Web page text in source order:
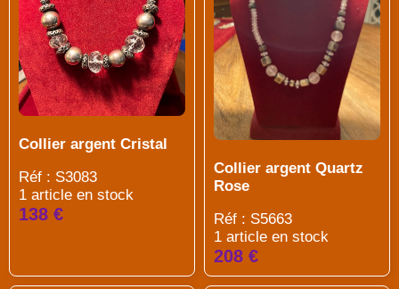
Collier argent Cristal
Réf : S3083
1 article en stock
138 €
Collier argent Quartz
Rose
Réf : S5663
1 article en stock
208 €